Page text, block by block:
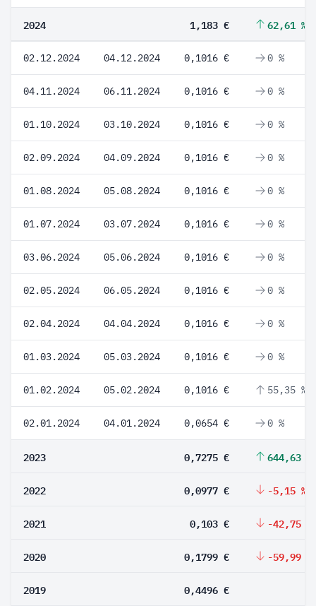
2024 1,183 € 62,61 %
02.12.2024 04.12.2024 0,1016 € 0 %
04.11.2024 06.11.2024 0,1016 € 0 %
01.10.2024 03.10.2024 0,1016 € 0 %
02.09.2024 04.09.2024 0,1016 € 0 %
01.08.2024 05.08.2024 0,1016 € 0 %
01.07.2024 03.07.2024 0,1016 € 0 %
03.06.2024 05.06.2024 0,1016 € 0 %
02.05.2024 06.05.2024 0,1016 € 0 %
02.04.2024 04.04.2024 0,1016 € 0 %
01.03.2024 05.03.2024 0,1016 € 0 %
01.02.2024 05.02.2024 0,1016 € 55,35 %
02.01.2024 04.01.2024 0,0654 € 0 %
2023 0,7275 € 644,63 %
2022 0,0977 € -5,15 %
2021 0,103 € -42,75 %
2020 0,1799 € -59,99 %
2019 0,4496 €